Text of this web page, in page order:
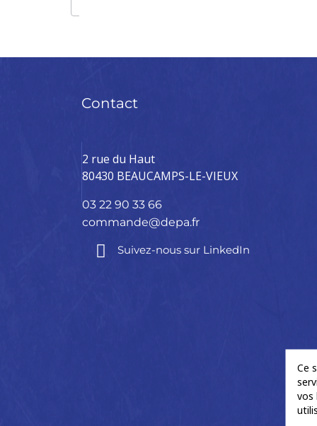
Ce
vos
Contact
2 rue du Haut
80430 BEAUCAMPS-LE-VIEUX
03 22 90 33 66
commande@depa.fr
Suivez-nous sur LinkedIn